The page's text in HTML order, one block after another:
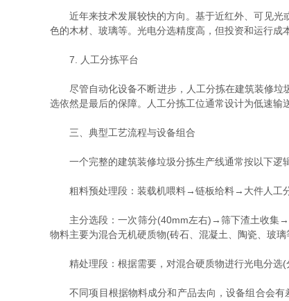
近年来技术发展较快的方向。基于近红外、可见光或
色的木材、玻璃等。光电分选精度高，但投资和运行成
7. 人工分拣平台
尽管自动化设备不断进步，人工分拣在建筑装修垃
选依然是最后的保障。人工分拣工位通常设计为低速输
三、典型工艺流程与设备组合
一个完整的建筑装修垃圾分拣生产线通常按以下逻
粗料预处理段：装载机喂料→链板给料→大件人工
主分选段：一次筛分(40mm左右)→筛下渣土收集→
物料主要为混合无机硬质物(砖石、混凝土、陶瓷、玻璃
精处理段：根据需要，对混合硬质物进行光电分选(
不同项目根据物料成分和产品去向，设备组合会有